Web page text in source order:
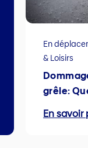
En
& Loisirs
grêle:
En savoir